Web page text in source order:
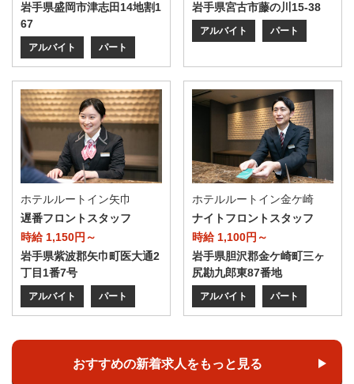
岩手県盛岡市津志田14地割1
67
アルバイト パート
岩手県宮古市藤の川15-38
アルバイト パート
ホテルルートイン矢巾
遅番フロントスタッフ
時給 1,150円～
岩手県紫波郡矢巾町医大通2
丁目1番7号
アルバイト パート
ホテルルートイン金ケ崎
ナイトフロントスタッフ
時給 1,100円～
岩手県胆沢郡金ケ崎町三ヶ
尻勘九郎東87番地
アルバイト パート
おすすめの新着求人をもっと見る